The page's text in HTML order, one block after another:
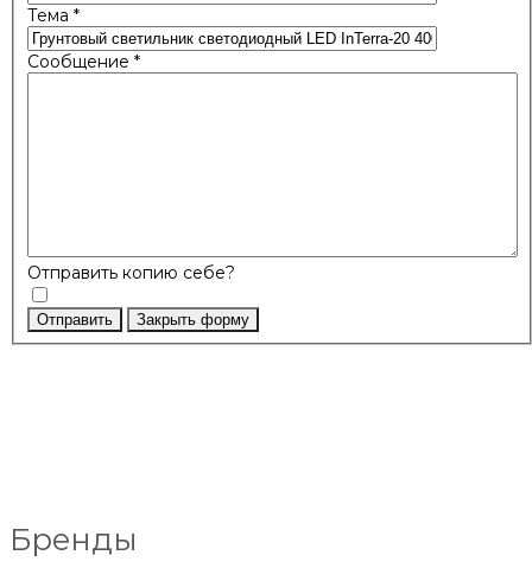
Тема *
Сообщение *
Отправить копию себе?
Отправить Закрыть форму
Бренды